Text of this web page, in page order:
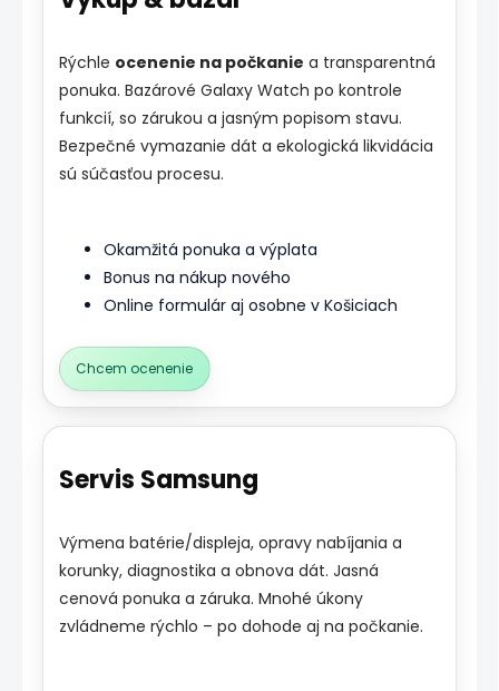
Rýchle ocenenie na počkanie a transparentná
ponuka. Bazárové Galaxy Watch po kontrole
funkcií, so zárukou a jasným popisom stavu.
Bezpečné vymazanie dát a ekologická likvidácia
sú súčasťou procesu.
Okamžitá ponuka a výplata
Bonus na nákup nového
Online formulár aj osobne v Košiciach
Chcem ocenenie
Servis Samsung
Výmena batérie/displeja, opravy nabíjania a
korunky, diagnostika a obnova dát. Jasná
cenová ponuka a záruka. Mnohé úkony
zvládneme rýchlo – po dohode aj na počkanie.